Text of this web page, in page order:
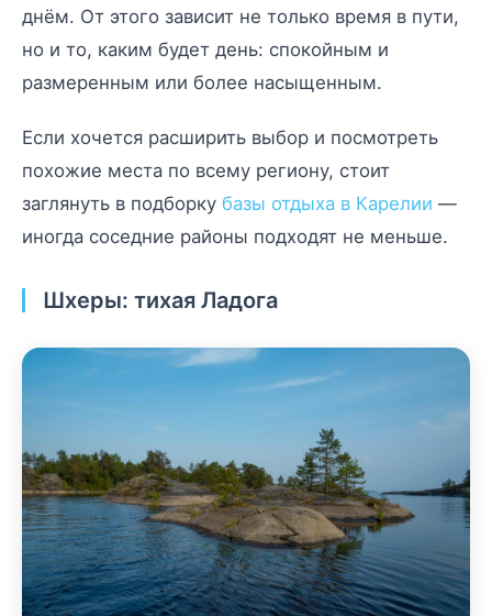
днём. От этого зависит не только время в пути,
но и то, каким будет день: спокойным и
размеренным или более насыщенным.
Если хочется расширить выбор и посмотреть
похожие места по всему региону, стоит
заглянуть в подборку базы отдыха в Карелии —
иногда соседние районы подходят не меньше.
Шхеры: тихая Ладога